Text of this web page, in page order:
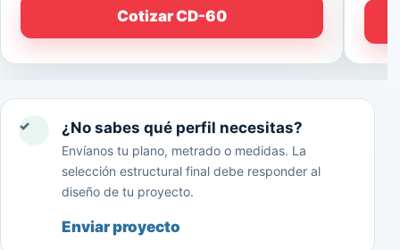
Cotizar CD-60
✓ ¿No sabes qué perfil necesitas?
Envíanos tu plano, metrado o medidas. La
selección estructural final debe responder al
diseño de tu proyecto.
Enviar proyecto